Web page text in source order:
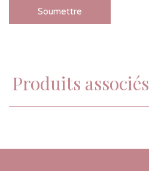
Produits associés